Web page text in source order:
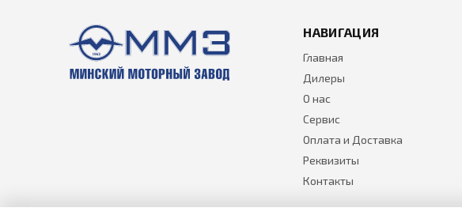
НАВИГАЦИЯ
Главная
Дилеры
О нас
Сервис
Оплата и Доставка
Реквизиты
Контакты